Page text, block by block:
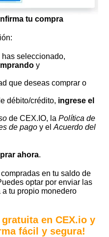
tu compra
has seleccionado,
y
que deseas comprar o
débito/crédito, ingrese el
de CEX.IO, laPolítica de
de pago y elAcuerdo del
ahora.
en tu saldo de
optar por enviar las
tu propio monedero
en CEX.io y
fácil y segura!